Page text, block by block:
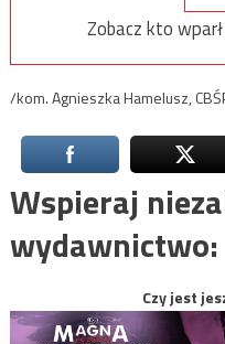
Zobacz kto
/kom. Agnieszka Hamelusz,
Wspieraj
wydawnictwo:
Czy jest